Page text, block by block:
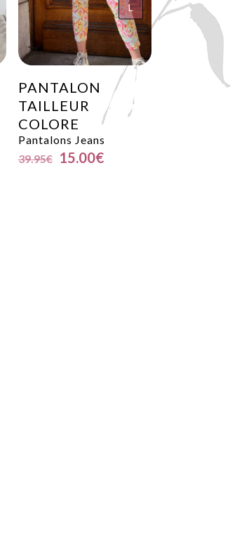
PANTALON
TAILLEUR
COLORE
Pantalons Jeans
L
39.95€ 15.00€